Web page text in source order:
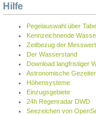
Hilfe
Pegelauswahl über
Kennzeichnende
Zeitbezug der
Der Wasserstand
Download langfristiger
Astronomische
Höhensysteme
Einzugsgebiete
24h Regenradar DWD
Seezeichen von